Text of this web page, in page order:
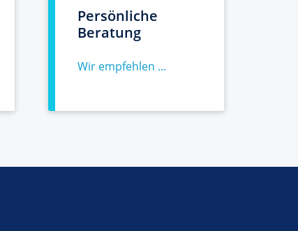
Persönliche
Beratung
Wir empfehlen ...